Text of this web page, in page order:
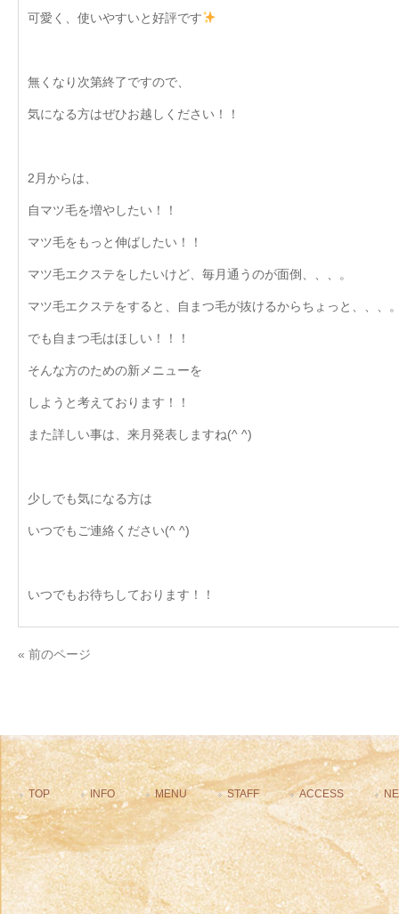
可愛く、使いやすいと好評です
無くなり次第終了ですので、
気になる方はぜひお越しください！！
2月からは、
自マツ毛を増やしたい！！
マツ毛をもっと伸ばしたい！！
マツ毛エクステをしたいけど、毎月通うのが面倒、、、。
マツ毛エクステをすると、自まつ毛が抜けるからちょっと、、、
でも自まつ毛はほしい！！！
そんな方のための新メニューを
しようと考えております！！
また詳しい事は、来月発表しますね(^ ^)
少しでも気になる方は
いつでもご連絡ください(^ ^)
いつでもお待ちしております！！
« 前のページ
TOP INFO MENU STAFF ACCESS